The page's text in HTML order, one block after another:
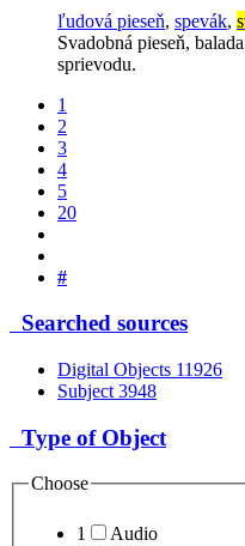
ľudová pieseň, spevák,
Svadobná pieseň,
sprievodu.
1
2
3
4
5
20
#
Searched sources
Digital Objects 11926
Subject 3948
Type of Object
Choose
1
Audio